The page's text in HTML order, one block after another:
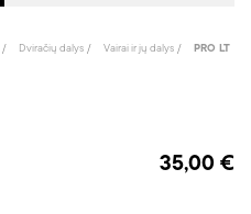
Dviračių dalys Vairai ir jų dalys
PRO LT
35,00 €